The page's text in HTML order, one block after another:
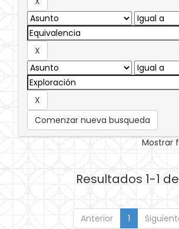
Comenzar nueva busqueda
Mostrar
Resultados 1-1 de
Anterior 1